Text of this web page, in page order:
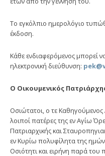
Το εγκόλπιο ημερολόγιο
έκδοση.
Κάθε ενδιαφερόμενος μπορεί
ηλεκτρονική διεύθυνση:
Ο Οικουμενικός
Οσιώτατοι, ο τε Καθηγούμενος
λοιποί πατέρες της εν Αγίω
Πατριαρχικής και
εν Κυρίω πολυφίλητα της
Οσιότητι και ειρήνη παρά